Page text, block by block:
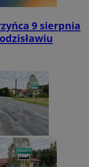
9 sierpnia